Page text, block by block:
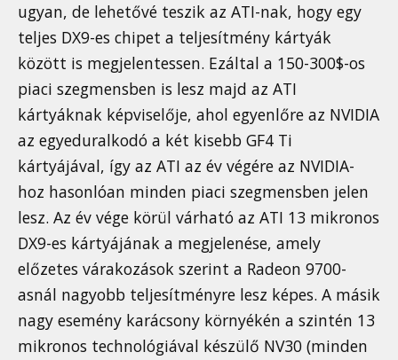
ugyan, de lehetővé teszik az ATI-nak, hogy egy
teljes DX9-es chipet a teljesítmény kártyák
között is megjelentessen. Ezáltal a 150-300$-os
piaci szegmensben is lesz majd az ATI
kártyáknak képviselője, ahol egyenlőre az NVIDIA
az egyeduralkodó a két kisebb GF4 Ti
kártyájával, így az ATI az év végére az NVIDIA-
hoz hasonlóan minden piaci szegmensben jelen
lesz. Az év vége körül várható az ATI 13 mikronos
DX9-es kártyájának a megjelenése, amely
előzetes várakozások szerint a Radeon 9700-
asnál nagyobb teljesítményre lesz képes. A másik
nagy esemény karácsony környékén a szintén 13
mikronos technológiával készülő NV30 (minden